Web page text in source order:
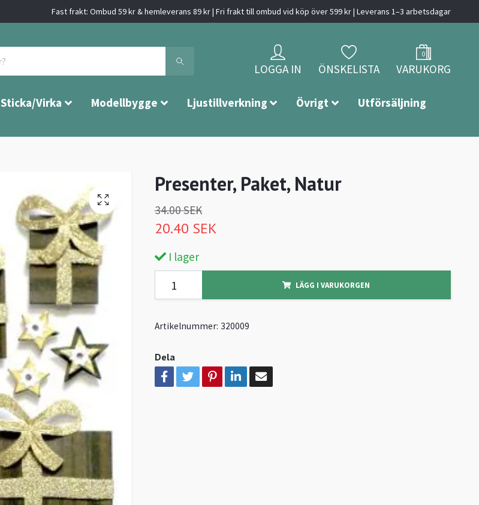
Fast frakt: Ombud 59 kr & hemleverans 89 kr | Fri frakt till ombud vid köp över 599 kr | Leverans 1–3 arbetsdagar
LOGGA IN ÖNSKELISTA
0
VARUKORG
Sticka/Virka Modellbygge Ljustillverkning Övrigt Utförsäljning
Presenter, Paket, Natur
34.00 SEK
20.40 SEK
I lager
LÄGG I VARUKORGEN
Artikelnummer: 320009
Dela